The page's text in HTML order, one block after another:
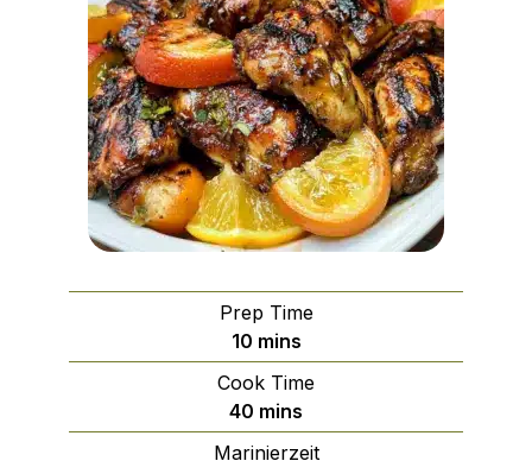
Prep Time
10minutes
mins
Cook Time
40 minutes
mins
Marinierzeit